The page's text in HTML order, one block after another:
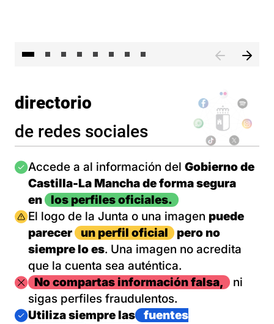
directorio
de redes sociales
Imagen
Accede a al información del Gobierno de
Castilla-La Mancha de forma segura
en
los perfiles oficiales.
Imagen
El logo de la Junta o una imagen puede
parecer
un perfil oficial
pero no
siempre lo es. Una imagen no acredita
que la cuenta sea auténtica.
ImagenNo compartas información falsa,
ni
sigas perfiles fraudulentos.
Imagen
Utiliza siempre las
fuentes